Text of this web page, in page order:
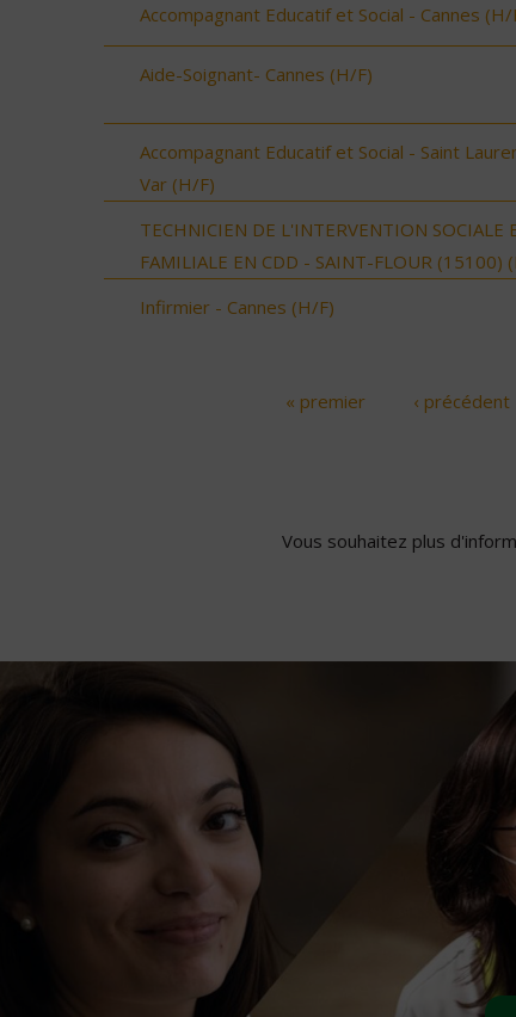
Accompagnant Educatif et Social - Cannes (H/
Aide-Soignant- Cannes (H/F)
Accompagnant Educatif et Social - Saint
Var (H/F)
TECHNICIEN DE L'INTERVENTION SOCIALE
FAMILIALE EN CDD - SAINT-FLOUR (15100)
Infirmier - Cannes (H/F)
« premier ‹ précédent
Vous souhaitez plus